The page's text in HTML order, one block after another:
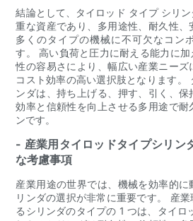
結論として、タイロッド タイプ シリ
重な資産であり、多用途性、耐久性、
多くのタイプの機械に不可欠なコン
す。 高い負荷と圧力に耐える能力に
性の容易さにより、幅広い産業ニーズ
コスト効率の高い選択肢となります。
ンダは、持ち上げる、押す、引く、
効率と信頼性を向上させる多用途で耐
ンです。
- 産業用タイロッドタイプシリン
な考慮事項
産業用途の世界では、機械を効率的
リンダの選択が非常に重要です。 産
るシリンダのタイプの 1 つは、タイロ